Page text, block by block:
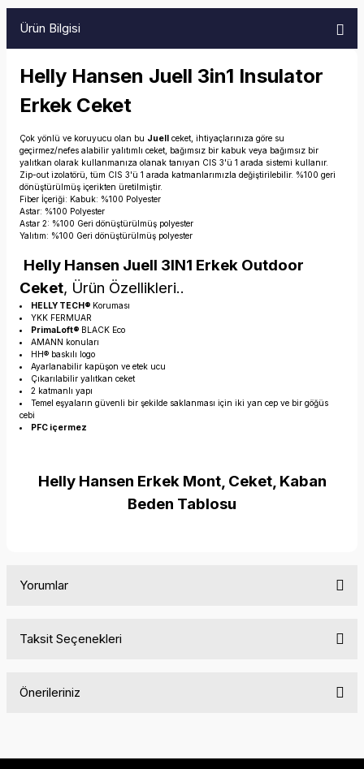
Ürün Bilgisi
Helly Hansen Juell 3in1 Insulator
Erkek Ceket
Çok yönlü ve koruyucu olan bu Juell ceket, ihtiyaçlarınıza göre su
geçirmez/nefes alabilir yalıtımlı ceket, bağımsız bir kabuk veya bağımsız bir
yalıtkan olarak kullanmanıza olanak tanıyan CIS 3'ü 1 arada sistemi kullanır.
Zip-out izolatörü, tüm CIS 3'ü 1 arada katmanlarımızla değiştirilebilir. %100 geri
dönüştürülmüş içerikten üretilmiştir.
Fiber İçeriği: Kabuk: %100 Polyester
Astar: %100 Polyester
Astar 2: %100 Geri dönüştürülmüş polyester
Yalıtım: %100 Geri dönüştürülmüş polyester
Helly Hansen Juell 3IN1 Erkek Outdoor
Ceket, Ürün Özellikleri..
HELLY TECH® Koruması
YKK FERMUAR
PrimaLoft® BLACK Eco
AMANN konuları
HH® baskılı logo
Ayarlanabilir kapüşon ve etek ucu
Çıkarılabilir yalıtkan ceket
2 katmanlı yapı
Temel eşyaların güvenli bir şekilde saklanması için iki yan cep ve bir göğüs
cebi
PFC içermez
Helly Hansen Erkek Mont, Ceket, Kaban
Beden Tablosu
Yorumlar
Taksit Seçenekleri
Önerileriniz